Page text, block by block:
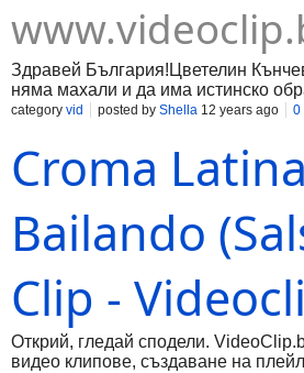
Здравей България!Цветелин
няма махали и да има истинско
category vid posted by Shella 12 years ago 0
Croma
Bailando
Clip -
Открий, гледай сподели.
видео клипове, създаване на